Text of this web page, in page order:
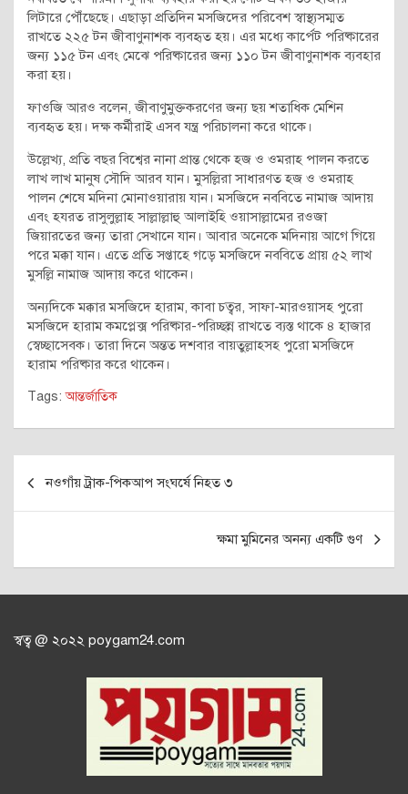
লিটারে পৌঁছেছে। এছাড়া প্রতিদিন মসজিদের পরিবেশ স্বাস্থ্যসম্মত
রাখতে ২২৫ টন জীবাণুনাশক ব্যবহৃত হয়। এর মধ্যে কার্পেট পরিষ্কারের
জন্য ১১৫ টন এবং মেঝে পরিষ্কারের জন্য ১১০ টন জীবাণুনাশক ব্যবহার
করা হয়।
ফাওজি আরও বলেন, জীবাণুমুক্তকরণের জন্য ছয় শতাধিক মেশিন
ব্যবহৃত হয়। দক্ষ কর্মীরাই এসব যন্ত্র পরিচালনা করে থাকে।
উল্লেখ্য, প্রতি বছর বিশ্বের নানা প্রান্ত থেকে হজ ও ওমরাহ পালন করতে
লাখ লাখ মানুষ সৌদি আরব যান। মুসল্লিরা সাধারণত হজ ও ওমরাহ
পালন শেষে মদিনা মোনাওয়ারায় যান। মসজিদে নববিতে নামাজ আদায়
এবং হযরত রাসুলুল্লাহ সাল্লাল্লাহু আলাইহি ওয়াসাল্লামের রওজা
জিয়ারতের জন্য তারা সেখানে যান। আবার অনেকে মদিনায় আগে গিয়ে
পরে মক্কা যান। এতে প্রতি সপ্তাহে গড়ে মসজিদে নববিতে প্রায় ৫২ লাখ
মুসল্লি নামাজ আদায় করে থাকেন।
অন্যদিকে মক্কার মসজিদে হারাম, কাবা চত্বর, সাফা-মারওয়াসহ পুরো
মসজিদে হারাম কমপ্লেক্স পরিষ্কার-পরিচ্ছন্ন রাখতে ব্যস্ত থাকে ৪ হাজার
স্বেচ্ছাসেবক। তারা দিনে অন্তত দশবার বায়তুল্লাহসহ পুরো মসজিদে
হারাম পরিষ্কার করে থাকেন।
Tags: আন্তর্জাতিক
navigation
নওগাঁয় ট্রাক-পিকআপ সংঘর্ষে নিহত ৩
ক্ষমা মুমিনের অনন্য একটি গুণ
স্বত্ব @ ২০২২ poygam24.com